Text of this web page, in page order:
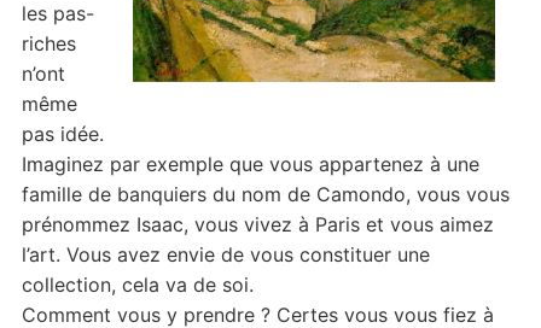
les pas-
riches
n’ont
même
pas idée.
Imaginez par exemple que vous appartenez à une
famille de banquiers du nom de Camondo, vous vous
prénommez Isaac, vous vivez à Paris et vous aimez
l’art. Vous avez envie de vous constituer une
collection, cela va de soi.
Comment vous y prendre ? Certes vous vous fiez à